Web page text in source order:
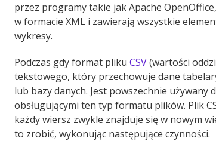
przez programy takie jak Apache
w formacie XML i zawierają wszystkie
wykresy.
Podczas gdy format pliku CSV(wartości
tekstowego, który przechowuje dane
lub bazy danych. Jest powszechnie
obsługującymi ten typ formatu plików. Plik
każdy wiersz zwykle znajduje się w nowym
to zrobić, wykonując następujące czynności.